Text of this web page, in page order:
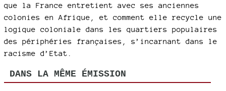
que la France entretient avec ses anciennes
colonies en Afrique, et comment elle recycle une
logique coloniale dans les quartiers populaires
des périphéries françaises, s’incarnant dans le
racisme d’Etat.
DANS LA MÊME ÉMISSION